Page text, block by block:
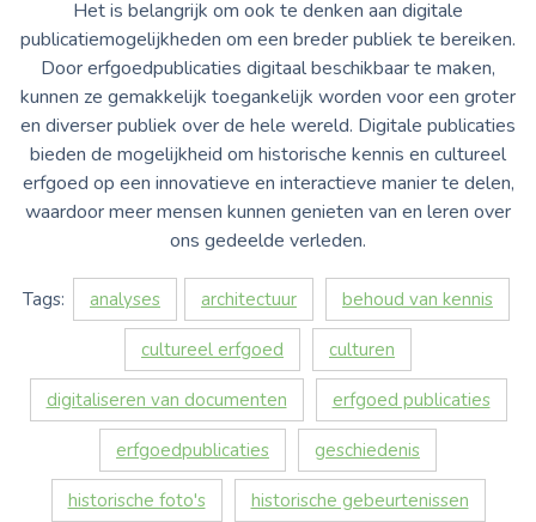
Het is belangrijk om ook te denken aan digitale
publicatiemogelijkheden om een breder publiek te bereiken.
Door erfgoedpublicaties digitaal beschikbaar te maken,
kunnen ze gemakkelijk toegankelijk worden voor een groter
en diverser publiek over de hele wereld. Digitale publicaties
bieden de mogelijkheid om historische kennis en cultureel
erfgoed op een innovatieve en interactieve manier te delen,
waardoor meer mensen kunnen genieten van en leren over
ons gedeelde verleden.
Tags: analyses architectuur behoud van kennis
cultureel erfgoed culturen
digitaliseren van documenten erfgoed publicaties
erfgoedpublicaties geschiedenis
historische foto's historische gebeurtenissen